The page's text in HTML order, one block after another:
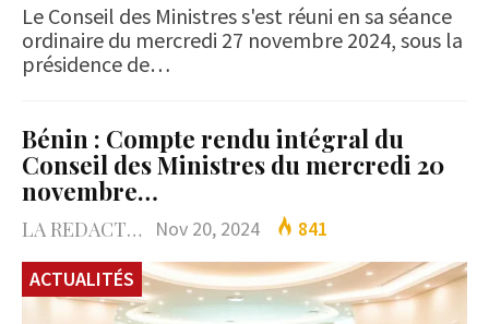
Le Conseil des Ministres s'est réuni en sa séance
ordinaire du mercredi 27 novembre 2024, sous la
présidence de…
Bénin : Compte rendu intégral du
Conseil des Ministres du mercredi 20
novembre…
LA REDACTION Nov 20, 2024
841
ACTUALITÉS